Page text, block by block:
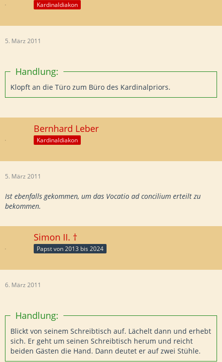
Kardinaldiakon
5. März 2011
Handlung:
Klopft an die Türo zum Büro des Kardinalpriors.
Bernhard Leber
Kardinaldiakon
5. März 2011
Ist ebenfalls gekommen, um das Vocatio ad concilium erteilt zu
bekommen.
Simon II. †
Papst von 2013 bis 2024
6. März 2011
Handlung:
Blickt von seinem Schreibtisch auf. Lächelt dann und erhebt
sich. Er geht um seinen Schreibtisch herum und reicht
beiden Gästen die Hand. Dann deutet er auf zwei Stühle.